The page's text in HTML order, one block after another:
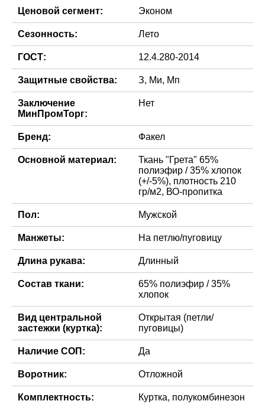
Ценовой сегмент: Эконом
Сезонность: Лето
ГОСТ: 12.4.280-2014
Защитные свойства: З, Ми, Мп
Заключение
МинПромТорг:
Нет
Бренд: Факел
Основной материал:
Ткань "Грета" 65%
полиэфир / 35% хлопок
(+/-5%), плотность 210
гр/м2, ВО-пропитка
Пол: Мужской
Манжеты: На петлю/пуговицу
Длина рукава: Длинный
Состав ткани:
65% полиэфир / 35%
хлопок
Вид центральной
застежки (куртка):
Открытая (петли/
пуговицы)
Наличие СОП: Да
Воротник: Отложной
Комплектность: Куртка, полукомбинезон